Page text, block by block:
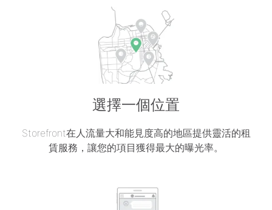
選擇一個位置
Storefront在人流量大和能見度高的地區提供靈活的租
賃服務，讓您的項目獲得最大的曝光率。